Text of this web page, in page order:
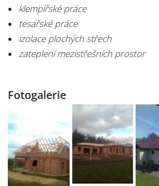
klempířské práce
tesařské práce
izolace plochých střech
zateplení mezistřešních prostor
Fotogalerie